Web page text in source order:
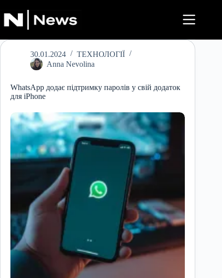
до
вмісту
30.01.2024
ТЕХНОЛОГІЇ
Anna Nevolina
WhatsApp додає підтримку паролів у свій додаток
для iPhone